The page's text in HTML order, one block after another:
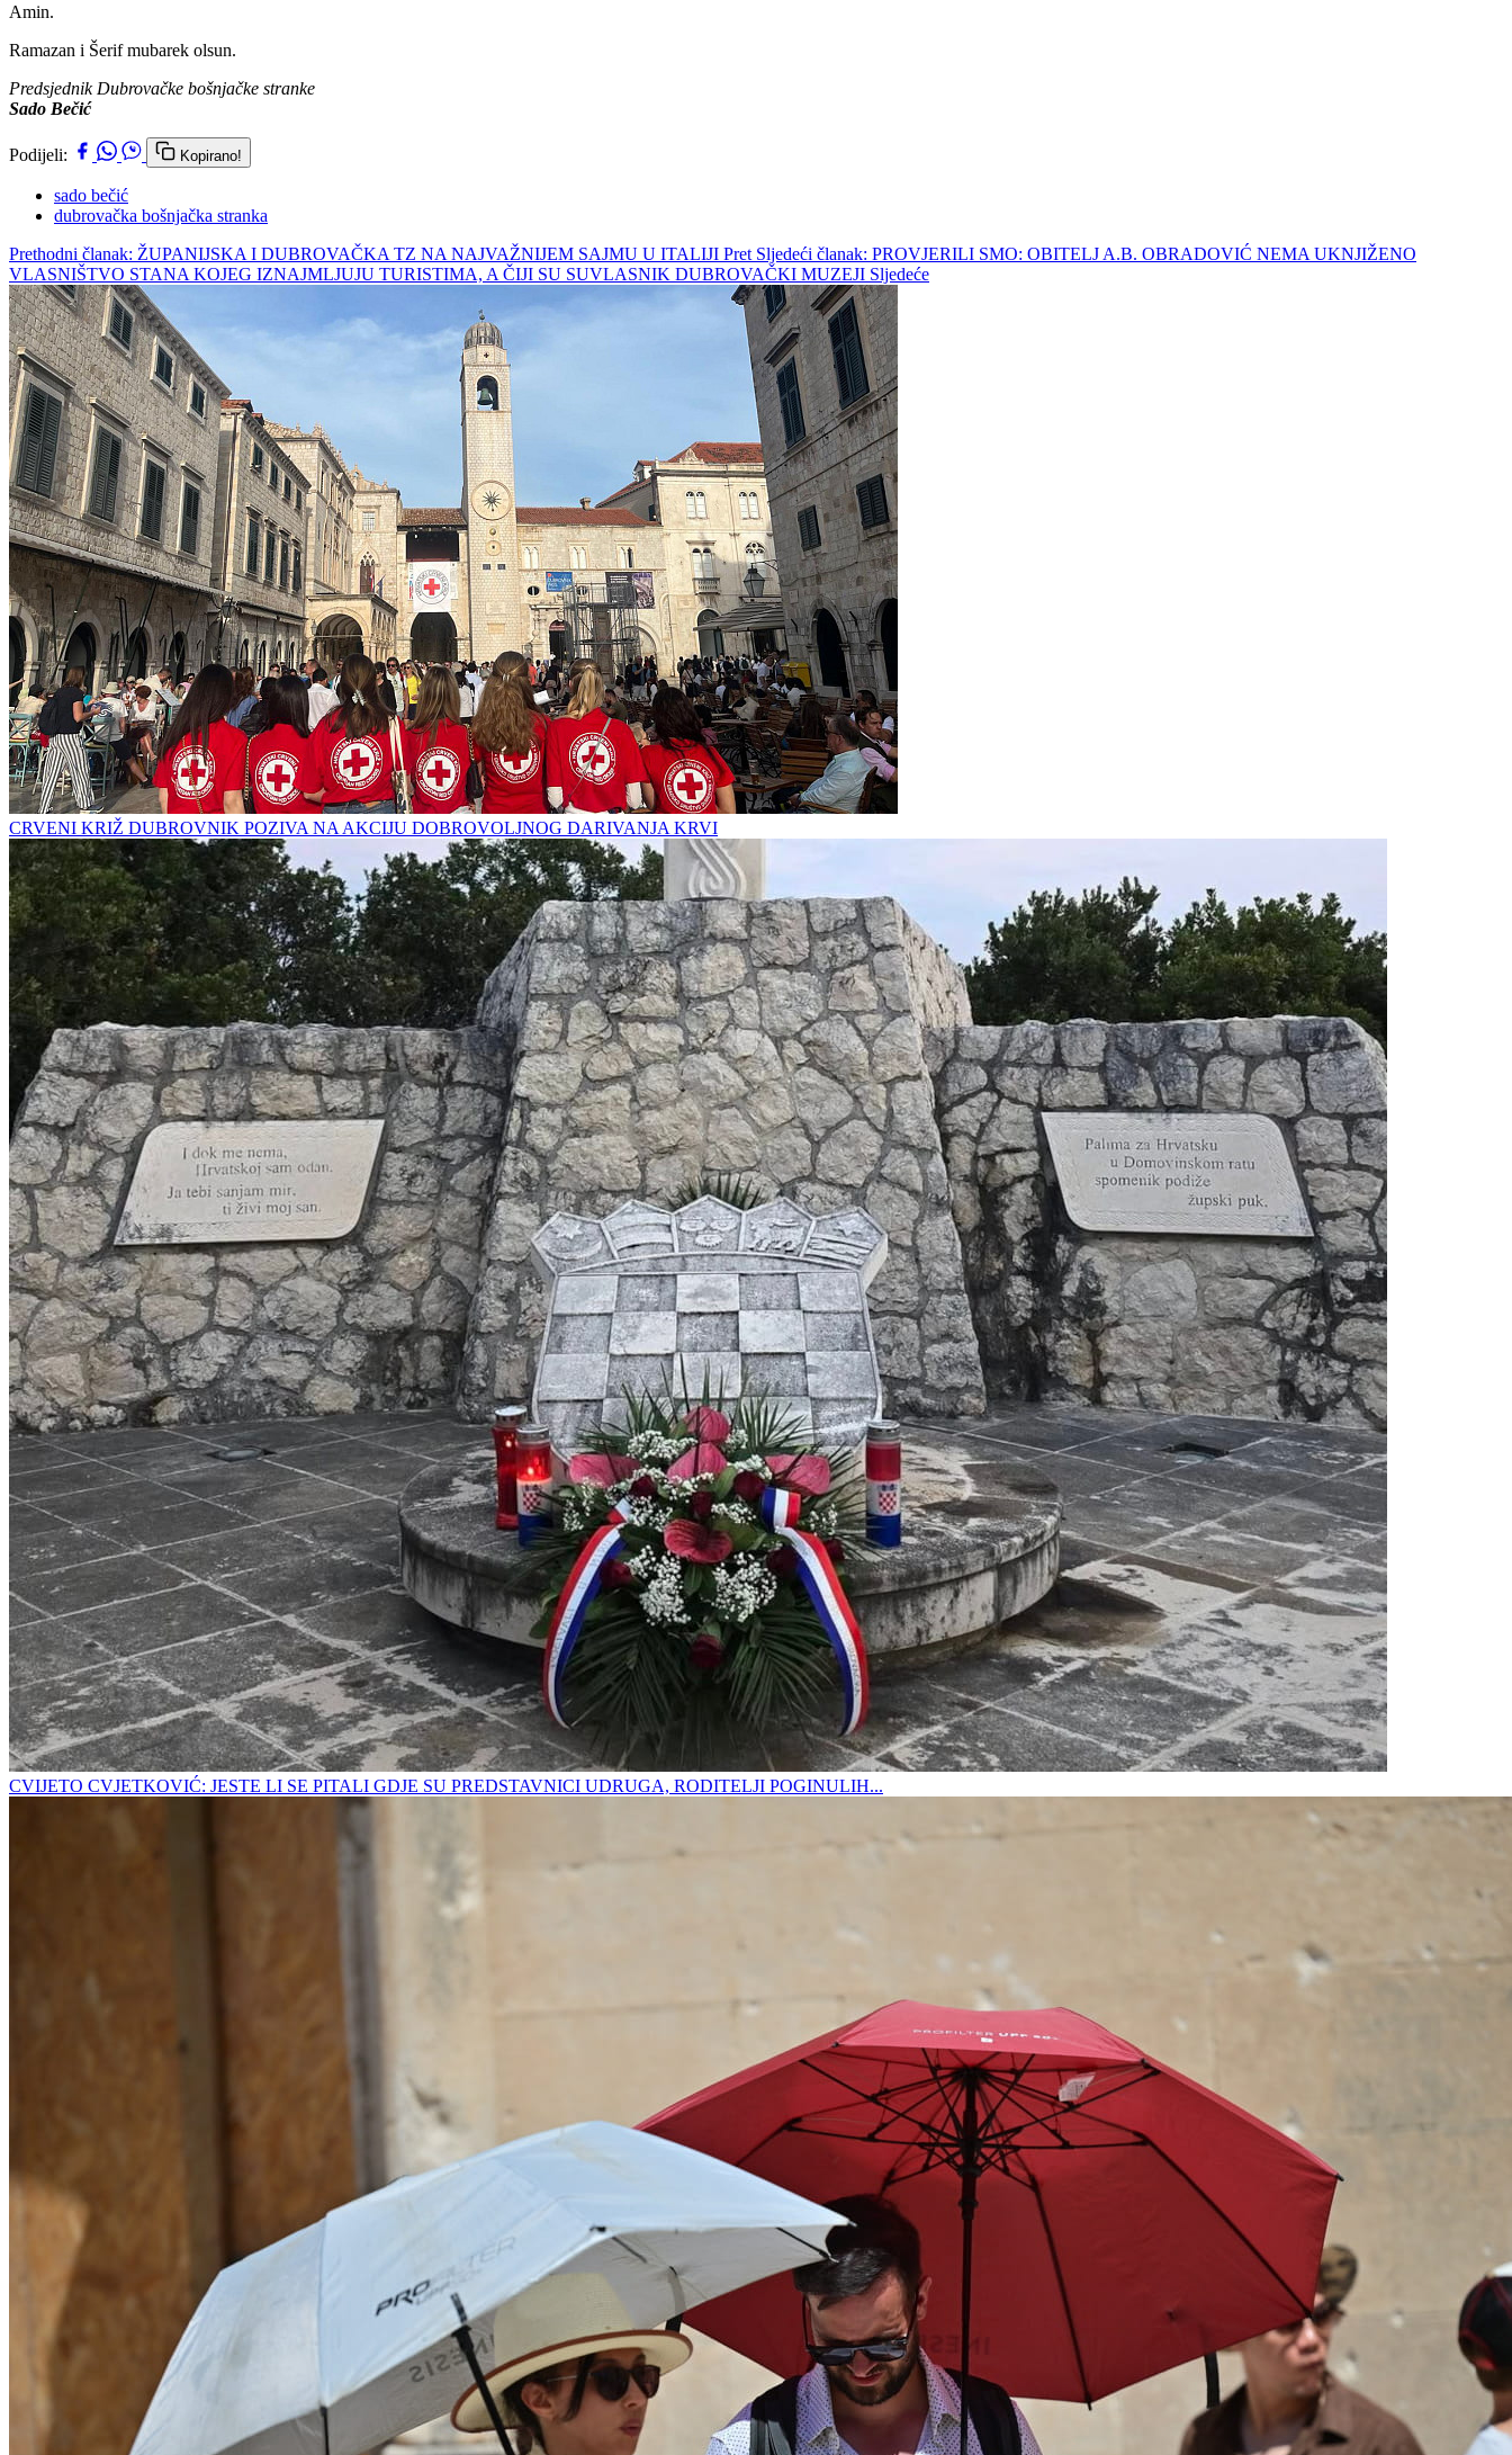
Amin.
Ramazan i Šerif mubarek olsun.
Predsjednik Dubrovačke bošnjačke stranke
Sado Bečić
Podijeli: Kopirano!
sado bečić
dubrovačka bošnjačka stranka
Prethodni članak: ŽUPANIJSKA I DUBROVAČKA TZ NA NAJVAŽNIJEM SAJMU U ITALIJI Pret Sljedeći članak: PROVJERILI SMO: OBITELJ A.B. OBRADOVIĆ NEMA UKNJIŽENO
VLASNIŠTVO STANA KOJEG IZNAJMLJUJU TURISTIMA, A ČIJI SU SUVLASNIK DUBROVAČKI MUZEJI Sljedeće
CRVENI KRIŽ DUBROVNIK POZIVA NA AKCIJU DOBROVOLJNOG DARIVANJA KRVI
CVIJETO CVJETKOVIĆ: JESTE LI SE PITALI GDJE SU PREDSTAVNICI UDRUGA, RODITELJI POGINULIH...